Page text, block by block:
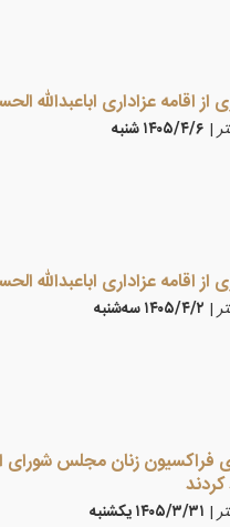
اقامه عزاداری اباعبدالله
| ۱۴۰۵/۴/۶ شنبه
اقامه عزاداری اباعبدالله
| ۱۴۰۵/۴/۲ سه‌شنبه
زنان مجلس شورای
کردند
| ۱۴۰۵/۳/۳۱ يكشنبه